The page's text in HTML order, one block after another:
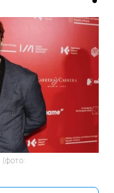
(фото: